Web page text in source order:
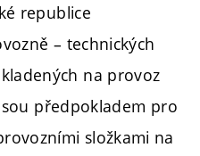
republice
– technických
na provoz
předpokladem pro
složkami na